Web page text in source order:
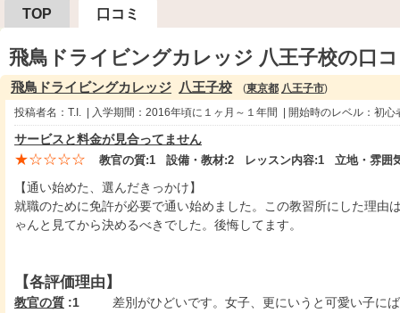
TOP 口コミ
飛鳥ドライビングカレッジ 八王子校の口
飛鳥ドライビングカレッジ 八王子校 (東京都 八王子市)
投稿者名：T.I. | 入学期間：2016年頃に１ヶ月～１年間 | 開始時のレベル：初心
サービスと料金が見合ってません
★☆☆☆☆ 教官の質:1 設備・教材:2 レッスン内容:1 立地・雰囲
【通い始めた、選んだきっかけ】
就職のために免許が必要で通い始めました。この教習所にした理由
ゃんと見てから決めるべきでした。後悔してます。
【各評価理由】
教官の質 :1
差別がひどいです。女子、更にいうと可愛い子に